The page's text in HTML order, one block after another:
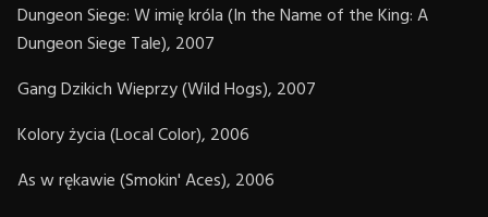
Dungeon Siege: W imię króla (In the Name of the King: A
Dungeon Siege Tale), 2007
Gang Dzikich Wieprzy (Wild Hogs), 2007
Kolory życia (Local Color), 2006
As w rękawie (Smokin' Aces), 2006